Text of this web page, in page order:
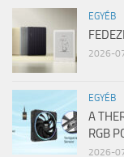
EGYÉB
2026-
EGYÉB
A
RGB
2026-